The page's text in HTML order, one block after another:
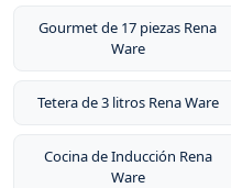
Gourmet de 17 piezas Rena
Ware
Tetera de 3 litros Rena Ware
Cocina de Inducción Rena
Ware